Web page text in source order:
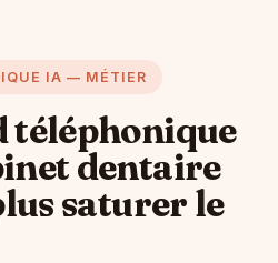
IA — MÉTIER
téléphonique
dentaire
saturer le